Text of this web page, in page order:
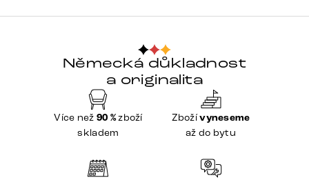
Německá důkladnost
a originalita
Více než 90 %zboží
skladem
Zbožívyneseme
až do bytu